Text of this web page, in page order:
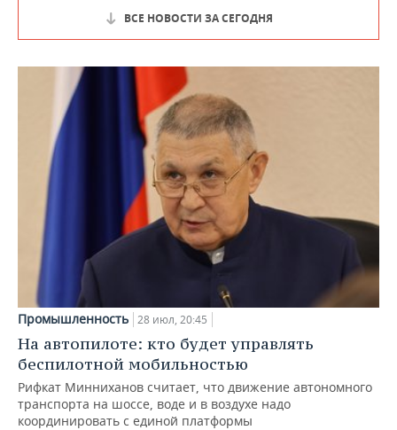
ВСЕ НОВОСТИ ЗА СЕГОДНЯ
Промышленность 28 июл, 20:45
На автопилоте: кто будет управлять
беспилотной мобильностью
Рифкат Минниханов считает, что движение автономного
транспорта на шоссе, воде и в воздухе надо
координировать с единой платформы